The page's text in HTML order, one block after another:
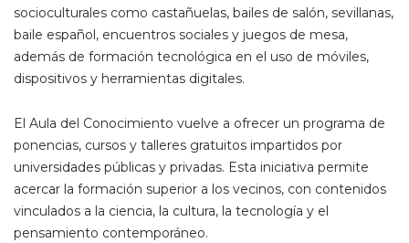
socioculturales como castañuelas, bailes de salón, sevillanas,
baile español, encuentros sociales y juegos de mesa,
además de formación tecnológica en el uso de móviles,
dispositivos y herramientas digitales.
El Aula del Conocimiento vuelve a ofrecer un programa de
ponencias, cursos y talleres gratuitos impartidos por
universidades públicas y privadas. Esta iniciativa permite
acercar la formación superior a los vecinos, con contenidos
vinculados a la ciencia, la cultura, la tecnología y el
pensamiento contemporáneo.